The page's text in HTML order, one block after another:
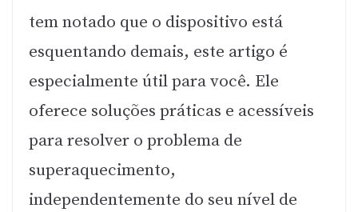
tem notado que o dispositivo está
esquentando demais, este artigo é
especialmente útil para você. Ele
oferece soluções práticas e acessíveis
para resolver o problema de
superaquecimento,
independentemente do seu nível de